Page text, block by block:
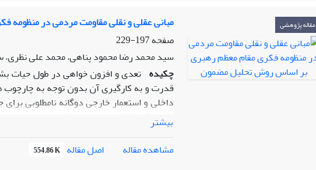
درپیش گرفتن سیاست خارجی توسعه محور،
ضدتحریم و تقویت اقتصاد دانش بنیان قادر
باروش تحلیلی- توصیفی و جمع آوری داده‌ها با
مقاله پژوهشی
مبانی عقلی و نقلی مقاومت مردمی در
صفحه197-229
سید محمد رضا محمود پناهی، محمد علی
چکیده تعدی و افزون خواهی در طول حیات
قدرت و به کارگیری آن بدون توجه به چارچوب
داخلی و استعمار خارجی دوگانه نامطلوبی
ظلم برآیند فطرت انسانی، عقلانی، دینی و...
را نداشت. آیت الله خامنه ای در طول دوران
از این رو این پژوهش سعی دارد با روش تحلیل
در منظومه فکری آیت الله خامنه ای چیست؟
بیشتر
مشاهده مقاله
اصل مقاله 554.86 K